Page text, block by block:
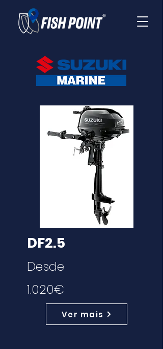
DF2.5
Desde
1.020€
Ver mais